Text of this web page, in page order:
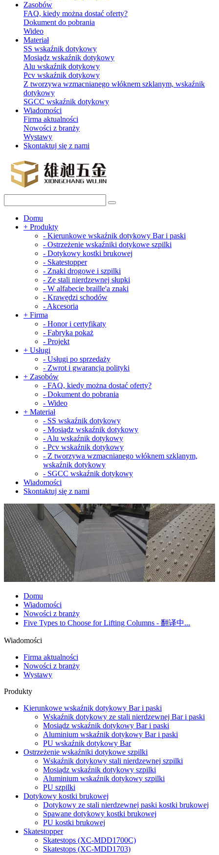
Zasobów
FAQ, kiedy można dostać oferty?
Dokument do pobrania
Wideo
Materiał
SS wskaźnik dotykowy
Mosiądz wskaźnik dotykowy
Alu wskaźnik dotykowy
Pcv wskaźnik dotykowy
Z tworzywa wzmacnianego włóknem szklanym, wskaźnik
dotykowy
SGCC wskaźnik dotykowy
Wiadomości
Firma aktualności
Nowości z branży
Wystawy
Skontaktuj się z nami
Domu
+ Produkty
- Kierunkowe wskaźnik dotykowy Bar i paski
- Ostrzeżenie wskaźniki dotykowe szpilki
- Dotykowy kostki brukowej
- Skatestopper
- Znaki drogowe i szpilki
- Ze stali nierdzewnej słupki
- W alfabecie braille'a znaki
- Krawędzi schodów
- Akcesoria
+ Firma
- Honor i certyfikaty
- Fabryka pokaż
- Projekt
+ Usługi
- Usługi po sprzedaży
- Zwrot i gwarancja polityki
+ Zasobów
- FAQ, kiedy można dostać oferty?
- Dokument do pobrania
- Wideo
+ Materiał
- SS wskaźnik dotykowy
- Mosiądz wskaźnik dotykowy
- Alu wskaźnik dotykowy
- Pcv wskaźnik dotykowy
- Z tworzywa wzmacnianego włóknem szklanym,
wskaźnik dotykowy
- SGCC wskaźnik dotykowy
Wiadomości
Skontaktuj się z nami
Domu
Wiadomości
Nowości z branży
Five Types to Choose for Lifting Columns - 翻译中...
Wiadomości
Firma aktualności
Nowości z branży
Wystawy
Produkty
Kierunkowe wskaźnik dotykowy Bar i paski
Wskaźnik dotykowy ze stali nierdzewnej Bar i paski
Mosiądz wskaźnik dotykowy Bar i paski
Aluminium wskaźnik dotykowy Bar i paski
PU wskaźnik dotykowy Bar
Ostrzeżenie wskaźniki dotykowe szpilki
Wskaźnik dotykowy stali nierdzewnej szpilki
Mosiądz wskaźnik dotykowy szpilki
Aluminium wskaźnik dotykowy szpilki
PU szpilki
Dotykowy kostki brukowej
Dotykowy ze stali nierdzewnej paski kostki brukowej
Spawane dotykowy kostki brukowej
PU kostki brukowej
Skatestopper
Skatestops (XC-MDD1700C)
Skatestops (XC-MDD1703)